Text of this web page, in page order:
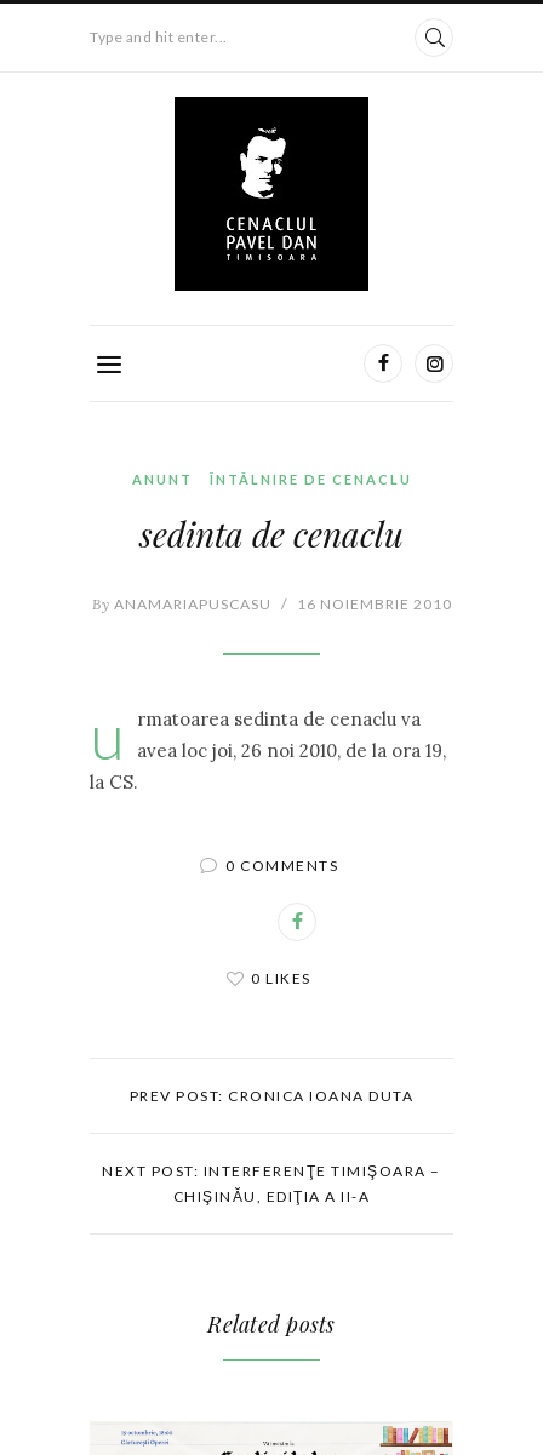
Type and hit enter...
ANUNT ÎNTÂLNIRE DE CENACLU
sedinta de cenaclu
By ANAMARIAPUSCASU / 16 NOIEMBRIE 2010
u
rmatoarea sedinta de cenaclu va
avea loc joi, 26 noi 2010, de la ora 19,
la CS.
0 COMMENTS
0 LIKES
PREV POST: CRONICA IOANA DUTA
NEXT POST: INTERFERENŢE TIMIŞOARA –
CHIŞINĂU, EDIŢIA A II-A
Related posts